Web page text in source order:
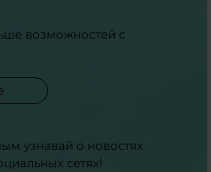
возможностей с
узнавай о новостях
сетях!